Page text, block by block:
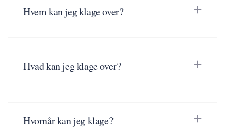
Hvem kan jeg klage over?
Hvad kan jeg klage over?
Hvornår kan jeg klage?